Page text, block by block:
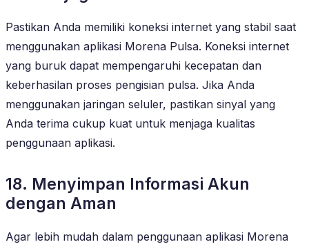
Pastikan Anda memiliki koneksi internet yang stabil saat
menggunakan aplikasi Morena Pulsa. Koneksi internet
yang buruk dapat mempengaruhi kecepatan dan
keberhasilan proses pengisian pulsa. Jika Anda
menggunakan jaringan seluler, pastikan sinyal yang
Anda terima cukup kuat untuk menjaga kualitas
penggunaan aplikasi.
18. Menyimpan Informasi Akun
dengan Aman
Agar lebih mudah dalam penggunaan aplikasi Morena